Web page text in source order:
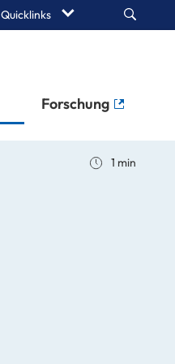
Quicklinks Search
Forschung
1 min